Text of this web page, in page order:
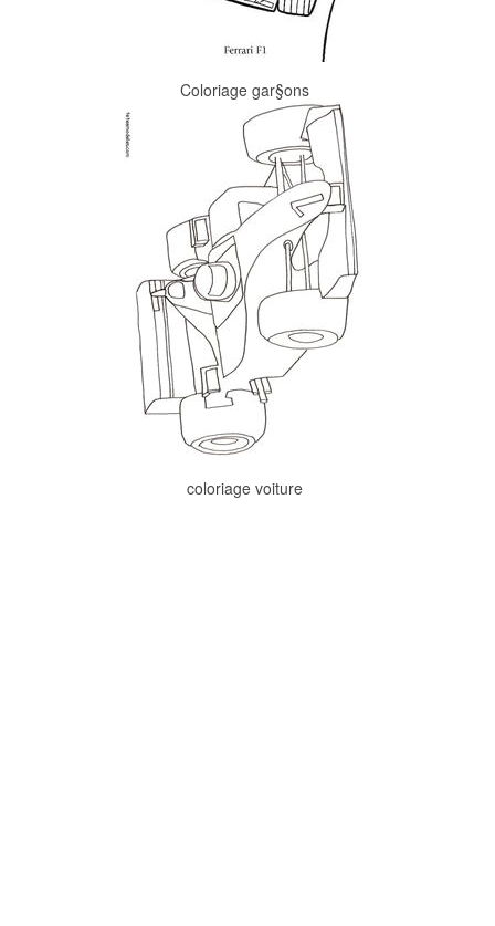
Coloriage gar§ons
coloriage voiture